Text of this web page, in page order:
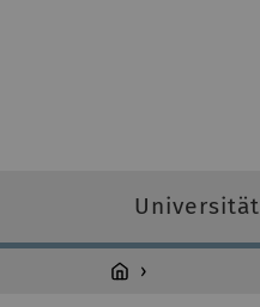
Universität